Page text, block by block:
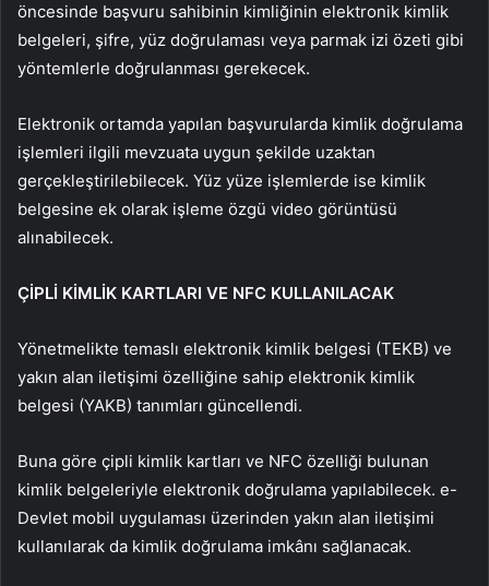
öncesinde başvuru sahibinin kimliğinin elektronik kimlik
belgeleri, şifre, yüz doğrulaması veya parmak izi özeti gibi
yöntemlerle doğrulanması gerekecek.
Elektronik ortamda yapılan başvurularda kimlik doğrulama
işlemleri ilgili mevzuata uygun şekilde uzaktan
gerçekleştirilebilecek. Yüz yüze işlemlerde ise kimlik
belgesine ek olarak işleme özgü video görüntüsü
alınabilecek.
ÇİPLİ KİMLİK KARTLARI VE NFC KULLANILACAK
Yönetmelikte temaslı elektronik kimlik belgesi (TEKB) ve
yakın alan iletişimi özelliğine sahip elektronik kimlik
belgesi (YAKB) tanımları güncellendi.
Buna göre çipli kimlik kartları ve NFC özelliği bulunan
kimlik belgeleriyle elektronik doğrulama yapılabilecek. e-
Devlet mobil uygulaması üzerinden yakın alan iletişimi
kullanılarak da kimlik doğrulama imkânı sağlanacak.